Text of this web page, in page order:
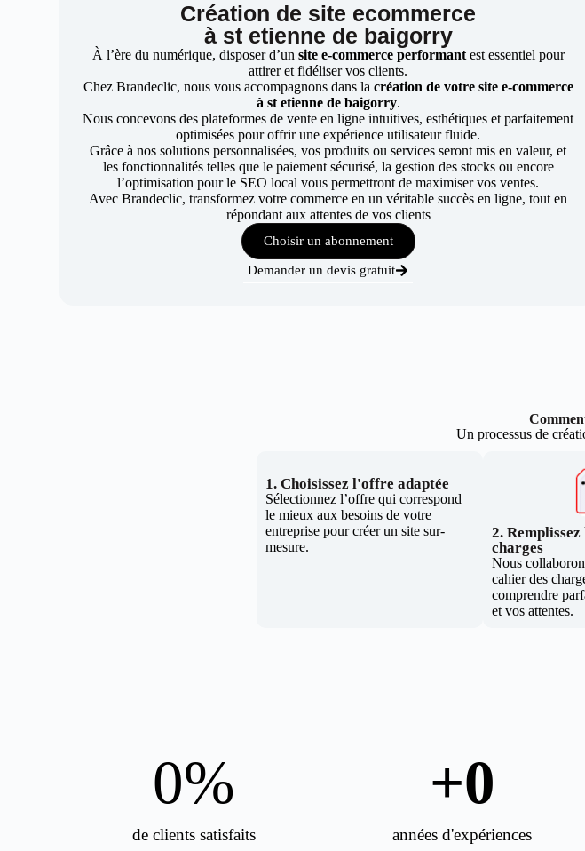
Création de site ecommerce
à st etienne de baigorry
À l’ère du numérique, disposer d’un site e-commerce performant est essentiel pour
attirer et fidéliser vos clients.
Chez Brandeclic, nous vous accompagnons dans la création de votre site e-commerce
à st etienne de baigorry.
Nous concevons des plateformes de vente en ligne intuitives, esthétiques et parfaitement
optimisées pour offrir une expérience utilisateur fluide.
Grâce à nos solutions personnalisées, vos produits ou services seront mis en valeur, et
les fonctionnalités telles que le paiement sécurisé, la gestion des stocks ou encore
l’optimisation pour le SEO local vous permettront de maximiser vos ventes.
Avec Brandeclic, transformez votre commerce en un véritable succès en ligne, tout en
répondant aux attentes de vos clients
Choisir un abonnement
Demander un devis gratuit
Un processus de
1. Choisissez l'offre adaptée
Sélectionnez l’offre qui correspond
le mieux aux besoins de votre
entreprise pour créer un site sur-
mesure.
2.
charges
Nous
cahier des
comprendre
et vos attentes.
de clients satisfaits
0%
années d'expériences
+0